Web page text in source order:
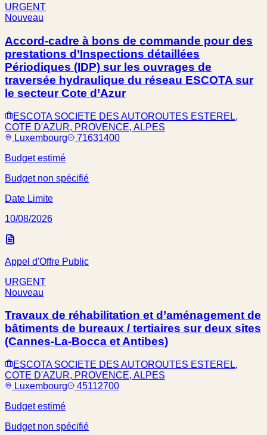
URGENT
Nouveau
Accord-cadre à bons de commande pour des
prestations d’Inspections détaillées
Périodiques (IDP) sur les ouvrages de
traversée hydraulique du réseau ESCOTA sur
le secteur Cote d’Azur
ESCOTA SOCIETE DES AUTOROUTES ESTEREL,
COTE D'AZUR, PROVENCE, ALPES
Luxembourg
71631400
Budget estimé
Budget non spécifié
Date Limite
10/08/2026
Appel d'Offre Public
URGENT
Nouveau
Travaux de réhabilitation et d’aménagement de
bâtiments de bureaux / tertiaires sur deux sites
(Cannes-La-Bocca et Antibes)
ESCOTA SOCIETE DES AUTOROUTES ESTEREL,
COTE D'AZUR, PROVENCE, ALPES
Luxembourg
45112700
Budget estimé
Budget non spécifié